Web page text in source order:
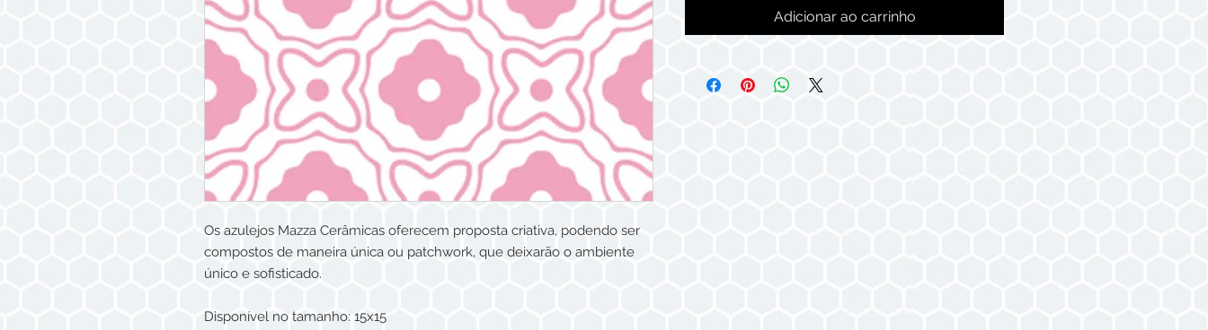
Os azulejos Mazza Cerâmicas oferecem proposta criativa, podendo ser
compostos de maneira única ou patchwork, que deixarão o ambiente
único e sofisticado.
Disponível no tamanho: 15x15
Adicionar ao carrinho